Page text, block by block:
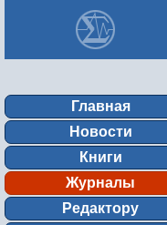
Главная
Новости
Книги
Журналы
Редактору